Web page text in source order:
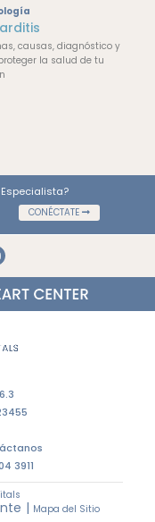
causas, diagnóstico y
la salud de tu
CONÉCTATE
3911
| Mapa del Sitio